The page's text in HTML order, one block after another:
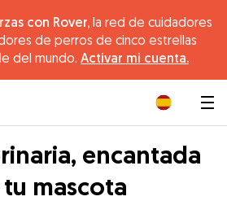
con Rover, la red de cuidadores
de perros de cinco estrellas
del mundo. Activar mi cuenta.
encantada
mascota